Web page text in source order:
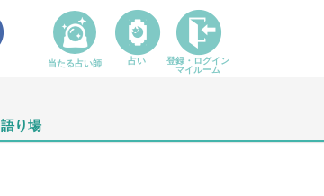
語り場
当たる占い師 占い
登録・ログイン
マイルーム